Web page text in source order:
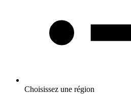
Choisissez une région